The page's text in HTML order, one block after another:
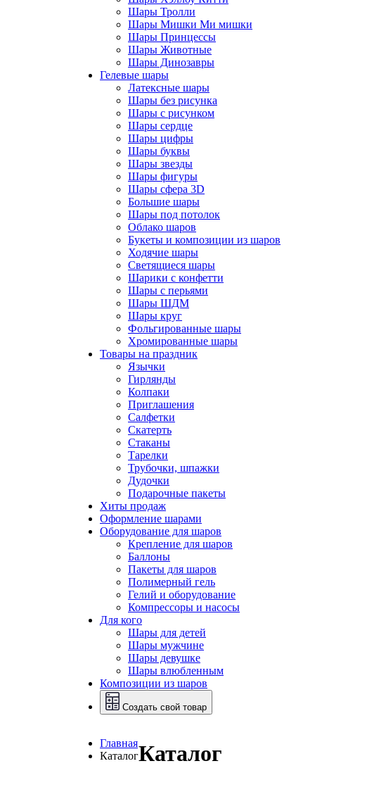
Шары Тролли
Шары Мишки Ми мишки
Шары Принцессы
Шары Животные
Шары Динозавры
Гелевые шары
Латексные шары
Шары без рисунка
Шары с рисунком
Шары сердце
Шары цифры
Шары буквы
Шары звезды
Шары фигуры
Шары сфера 3D
Большие шары
Шары под потолок
Облако шаров
Букеты и композиции из шаров
Ходячие шары
Светящиеся шары
Шарики с конфетти
Шары с перьями
Шары ШДМ
Шары круг
Фольгированные шары
Хромированные шары
Товары на праздник
Язычки
Гирлянды
Колпаки
Приглашения
Салфетки
Скатерть
Стаканы
Тарелки
Трубочки, шпажки
Дудочки
Подарочные пакеты
Хиты продаж
Оформление шарами
Оборудование для шаров
Крепление для шаров
Баллоны
Пакеты для шаров
Полимерный гель
Гелий и оборудование
Компрессоры и насосы
Для кого
Шары для детей
Шары мужчине
Шары девушке
Шары влюбленным
Композиции из шаров
Создать свой товар
Главная
КаталогКаталог